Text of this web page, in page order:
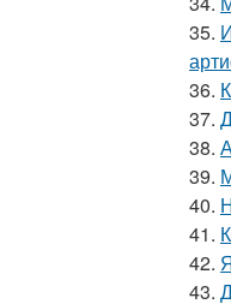
35.
36.
37.
38.
39.
40.
41.
42.
43.